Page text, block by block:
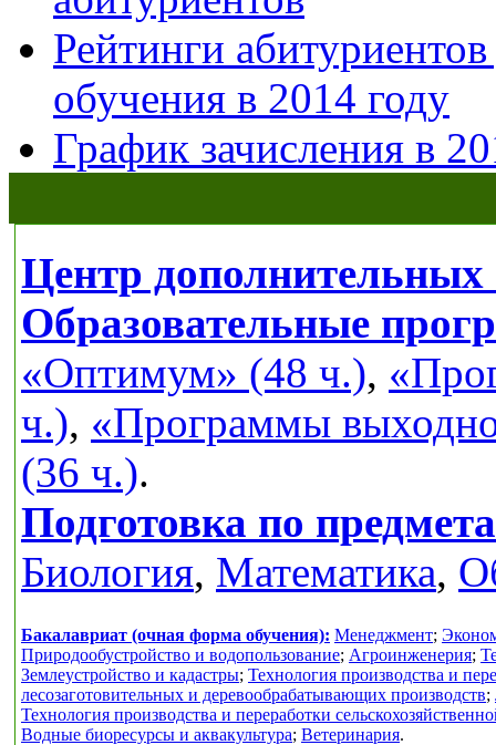
Рейтинги
обучения в 2014 году
График зачисления в
Центр дополнительных
Образовательные
«Оптимум» (48 ч.),
ч.), «Программы
(36 ч.).
Подготовка по
Биология, Математика,
Бакалавриат (очная форма обучения): Менеджмент;
Природообустройство и водопользование; Агроинженерия;
Землеустройство и кадастры; Технология производства и
лесозаготовительных и деревообрабатывающих производств;
Технология производства и переработки
Водные биоресурсы и аквакультура; Ветеринария.